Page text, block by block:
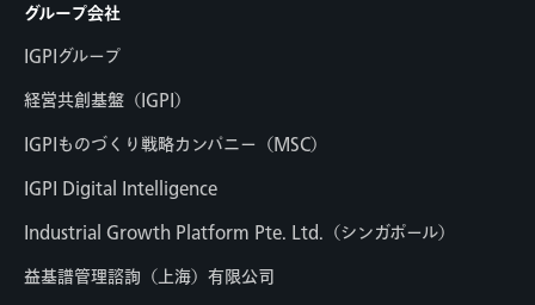
グループ会社
IGPIグループ
経営共創基盤（IGPI）
IGPIものづくり戦略カンパニー（MSC）
IGPI Digital Intelligence
Industrial Growth Platform Pte. Ltd.（シンガポール）
益基譜管理諮詢（上海）有限公司